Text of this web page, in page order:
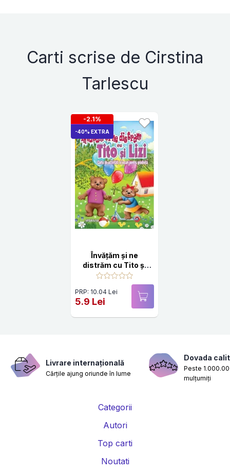
Carti scrise de Cirstina
Tarlescu
-2.1%
-40% EXTRA
Învăţăm şi ne
distrăm cu Tito şi
Lizi (COLOR,
capsată) activităţi
pentru gradiniţe şi
şcoala primară
PRP: 10.04 Lei
5.9 Lei
Livrare internațională
Cărțile ajung oriunde în lume
Dovada
Peste
mulțumiți
Categorii
Autori
Top carti
Noutati